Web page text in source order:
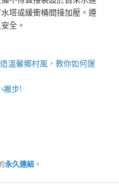
塔或緩衝桶間接加壓。遵
全。
溫馨鄉村風，教你如何運
撇步!
永久連結 。